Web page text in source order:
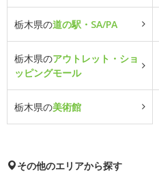
栃木県の道の駅・SA/PA
栃木県のアウトレット・ショ
ッピングモール
栃木県の美術館
その他のエリアから探す